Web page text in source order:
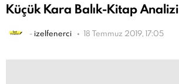
Küçük Kara Balık-Kitap Analizi
- izelfenerci 18 Temmuz 2019, 17:05